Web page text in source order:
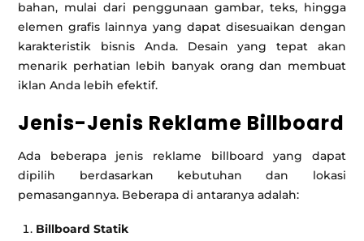
bahan, mulai dari penggunaan gambar, teks, hingga
elemen grafis lainnya yang dapat disesuaikan dengan
karakteristik bisnis Anda. Desain yang tepat akan
menarik perhatian lebih banyak orang dan membuat
iklan Anda lebih efektif.
Jenis-Jenis Reklame Billboard
Ada beberapa jenis reklame billboard yang dapat
dipilih berdasarkan kebutuhan dan lokasi
pemasangannya. Beberapa di antaranya adalah:
Billboard Statik